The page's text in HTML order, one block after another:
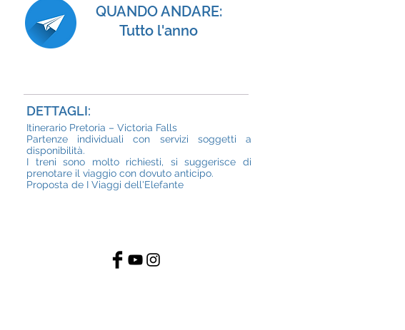
Tutto l'anno
QUANDO ANDARE:
DETTAGLI:
Itinerario Pretoria – Victoria Falls
Partenze individuali con servizi soggetti a
disponibilità.
I treni sono molto richiesti, si suggerisce di
prenotare il viaggio con dovuto anticipo.
Proposta de I Viaggi dell'Elefante